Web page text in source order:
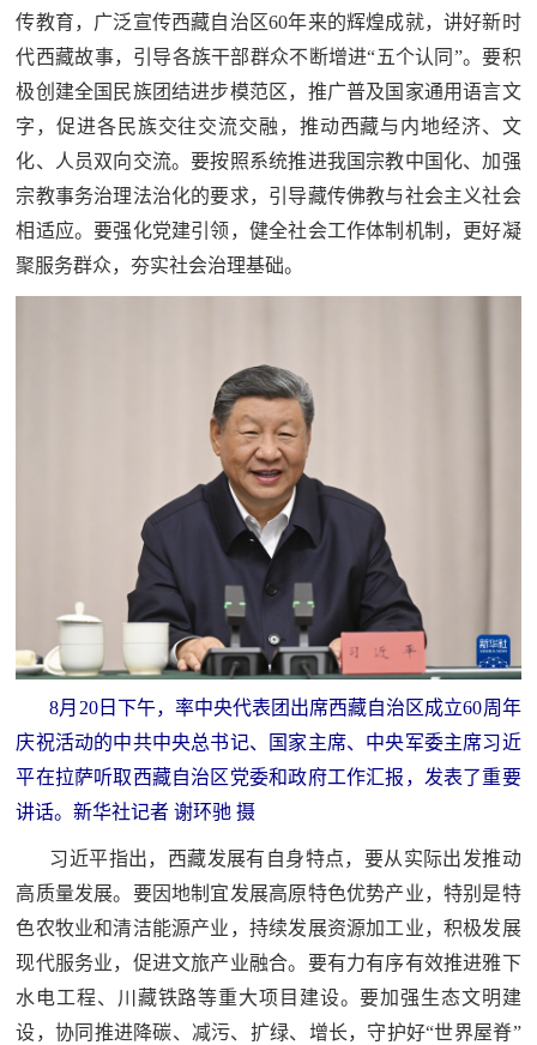
员
防
空
人
民
防
空
国
智
智
库
范
雄
范
役
军
人
风
采
风
采
退
役
军
传教育，广泛宣传西藏自治区60年来的辉煌成就，讲好新时
代西藏故事，引导各族干部群众不断增进“五个认同”。要积
极创建全国民族团结进步模范区，推广普及国家通用语言文
字，促进各民族交往交流交融，推动西藏与内地经济、文
化、人员双向交流。要按照系统推进我国宗教中国化、加强
宗教事务治理法治化的要求，引导藏传佛教与社会主义社会
相适应。要强化党建引领，健全社会工作体制机制，更好凝
聚服务群众，夯实社会治理基础。
8月20日下午，率中央代表团出席西藏自治区成立60周年
庆祝活动的中共中央总书记、国家主席、中央军委主席习近
平在拉萨听取西藏自治区党委和政府工作汇报，发表了重要
讲话。新华社记者 谢环驰 摄
习近平指出，西藏发展有自身特点，要从实际出发推动
高质量发展。要因地制宜发展高原特色优势产业，特别是特
色农牧业和清洁能源产业，持续发展资源加工业，积极发展
现代服务业，促进文旅产业融合。要有力有序有效推进雅下
水电工程、川藏铁路等重大项目建设。要加强生态文明建
设，协同推进降碳、减污、扩绿、增长，守护好“世界屋脊”